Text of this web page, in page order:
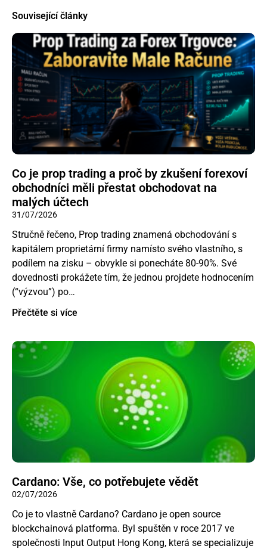
Související články
Co je prop trading a proč by zkušení forexoví
obchodníci měli přestat obchodovat na
malých účtech
31/07/2026
Stručně řečeno, Prop trading znamená obchodování s
kapitálem proprietární firmy namísto svého vlastního, s
podílem na zisku – obvykle si ponecháte 80-90%. Své
dovednosti prokážete tím, že jednou projdete hodnocením
(“výzvou”) po…
Přečtěte si více
Cardano: Vše, co potřebujete vědět
02/07/2026
Co je to vlastně Cardano? Cardano je open source
blockchainová platforma. Byl spuštěn v roce 2017 ve
společnosti Input Output Hong Kong, která se specializuje